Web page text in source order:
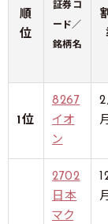
順
位
証券コ
ード／
銘柄名
1位
8267
イオ
ン
2
2702
日本
マク